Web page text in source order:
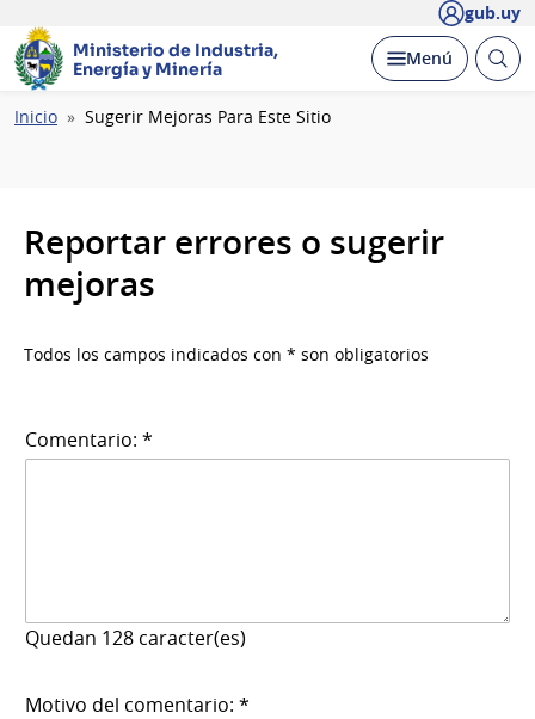
gub.uy
Ministerio de Industria,
Energía y Minería
Desplegar
Menú Abrir
Ruta
Inicio Sugerir Mejoras Para Este Sitio
Reportar errores o sugerir
mejoras
Todos los campos indicados con * son obligatorios
Comentario: *
Quedan 128 caracter(es)
Motivo del comentario: *